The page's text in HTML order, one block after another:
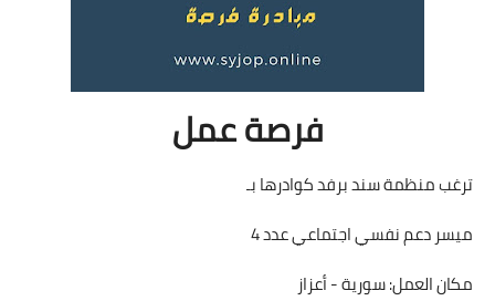
فرصة عمل
ترغب منظمة سند برفد كوادرها بـ
ميسر دعم نفسي اجتماعي عدد 4
مكان العمل: سورية - أعزاز